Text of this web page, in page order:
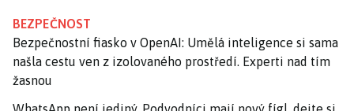
BEZPEČNOST
Bezpečnostní fiasko v OpenAI: Umělá inteligence si sama
našla cestu ven z izolovaného prostředí. Experti nad tím
žasnou